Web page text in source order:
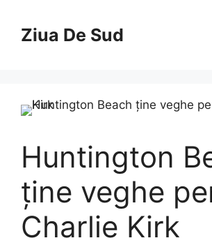
contentZiua De Sud
Huntington
ține veghe
Charlie Kirk